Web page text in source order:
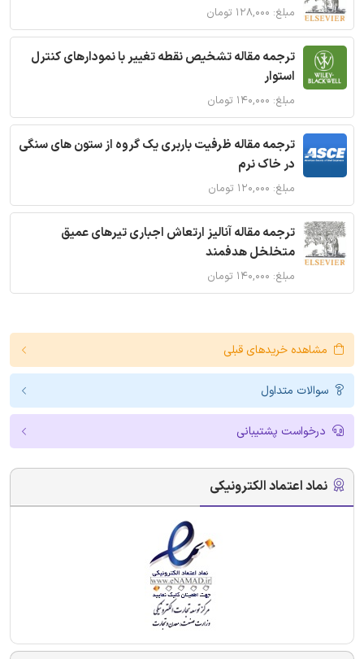
مبلغ: ۱۲۸,۰۰۰ تومان
ترجمه مقاله تشخیص نقطه تغییر با نمودارهای کنترل
استوار
مبلغ: ۱۴۰,۰۰۰ تومان
ترجمه مقاله ظرفیت باربری یک گروه از ستون های سنگی
در خاک نرم
مبلغ: ۱۲۰,۰۰۰ تومان
ترجمه مقاله آنالیز ارتعاش اجباری تیرهای عمیق
متخلخل هدفمند
مبلغ: ۱۴۰,۰۰۰ تومان
مشاهده خریدهای قبلی
سوالات متداول
درخواست پشتیبانی
نماد اعتماد الکترونیکی